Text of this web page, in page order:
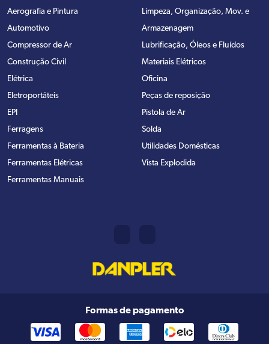
Aerografia e Pintura
Automotivo
Compressor de Ar
Construção Civil
Elétrica
Eletroportáteis
EPI
Ferragens
Ferramentas à Bateria
Ferramentas Elétricas
Ferramentas Manuais
Limpeza, Organização, Mov. e
Armazenagem
Lubrificação, Óleos e Fluídos
Materiais Elétricos
Oficina
Peças de reposição
Pistola de Ar
Solda
Utilidades Domésticas
Vista Explodida
Formas de pagamento